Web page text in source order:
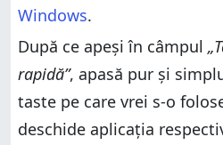
Windows.
După ce apeși în câmpul
rapidă”, apasă pur și
taste pe care vrei s-o
deschide aplicația